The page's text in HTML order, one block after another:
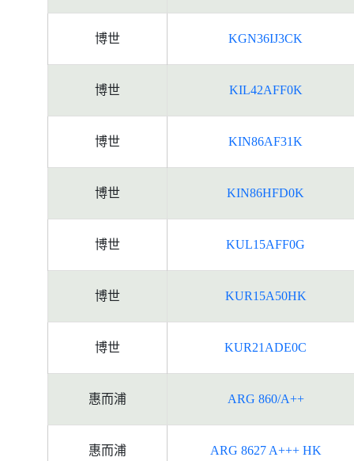
博世 KGN36IJ3CK
博世 KIL42AFF0K
博世 KIN86AF31K
博世 KIN86HFD0K
博世 KUL15AFF0G
博世 KUR15A50HK
博世 KUR21ADE0C
惠而浦 ARG 860/A++
惠而浦 ARG 8627 A+++ HK